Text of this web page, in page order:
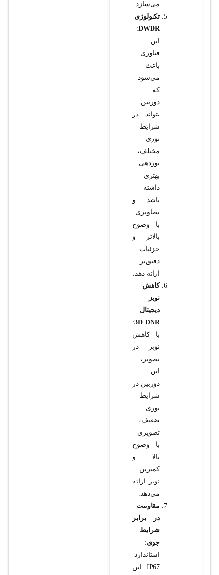
می‌سازد.
تکنولوژی
DWDR
:
این
فناوری
باعث
می‌شود
که
دوربین
بتواند در
شرایط
نوری
مختلف،
نوردهی
بهتری
داشته
باشد و
تصاویری
با وضوح
بالاتر و
جزئیات
دقیق‌تر
ارائه دهد.
کاهش
نویز
دیجیتال
3D DNR
:
با کاهش
نویز در
تصویر،
این
دوربین در
شرایط
نوری
ضعیف،
تصویری
با وضوح
بالا و
کمترین
نویز ارائه
می‌دهد.
مقاومت
در برابر
شرایط
جوی:
استاندارد
IP67 این